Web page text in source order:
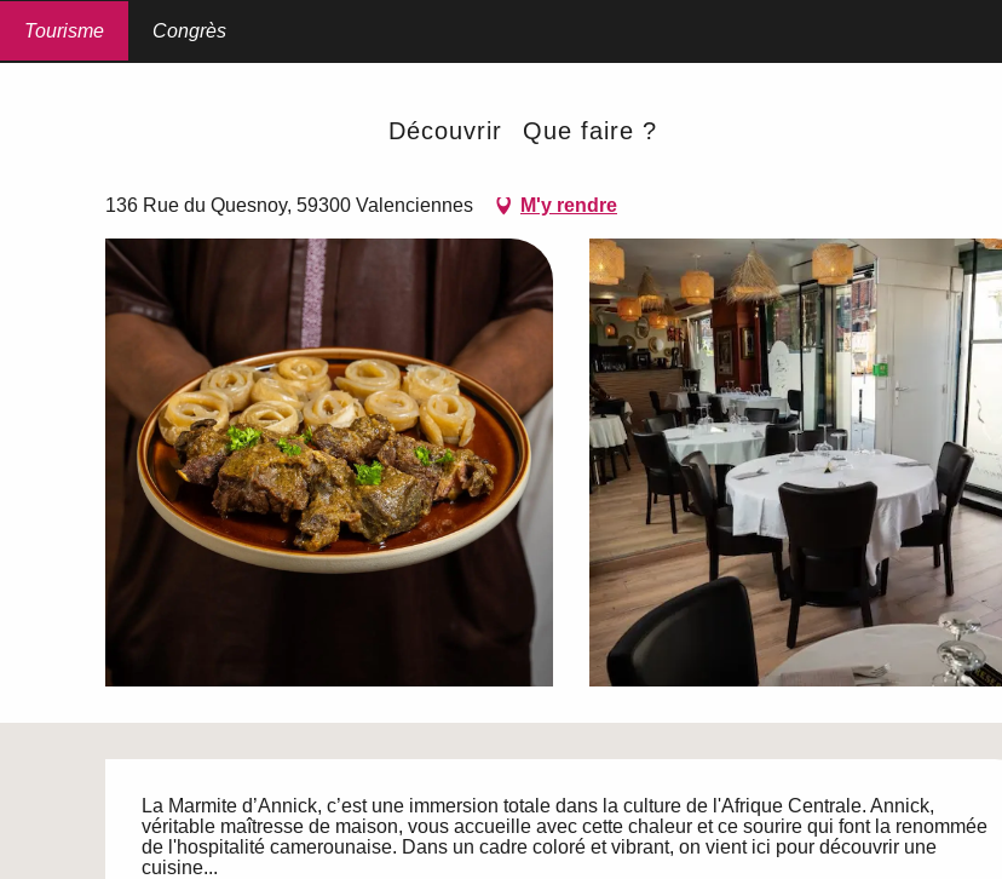
Tourisme Congrès
Découvrir Que faire ?
Accueil La Marmite d'Annick
La Marmite d'Annick
136 Rue du Quesnoy, 59300 Valenciennes M'y rendre
Description
La Marmite d’Annick, c’est une immersion totale dans la culture de l'Afrique Centrale. Annick,
véritable maîtresse de maison, vous accueille avec cette chaleur et ce sourire qui font la renommée
de l'hospitalité camerounaise. Dans un cadre coloré et vibrant, on vient ici pour découvrir une
cuisine...